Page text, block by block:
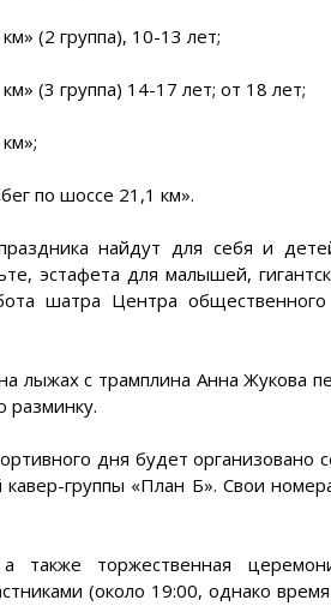
(2 группа), 10-13 лет;
(3 группа) 14-17 лет; от 18 лет;
по шоссе 21,1 км».
найдут для себя и
эстафета для малышей,
шатра Центра
лыжах с трамплина Анна Жукова
дня будет организовано
группы «План Б». Свои
также торжественная
(около 19:00, однако